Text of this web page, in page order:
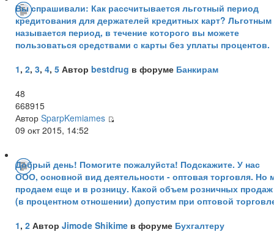
Вы спрашивали: Как рассчитывается льготный период
кредитования для держателей кредитных карт? Льготным
называется период, в течение которого вы можете
пользоваться средствами с карты без уплаты процентов.
1, 2, 3, 4, 5 Автор bestdrug в форуме Банкирам
48
668915
Автор SparpKemiames
09 окт 2015, 14:52
Добрый день! Помогите пожалуйста! Подскажите. У нас
ООО, основной вид деятельности - оптовая торговля. Но
продаем еще и в розницу. Какой объем розничных продаж
(в процентном отношении) допустим при оптовой
1, 2 Автор Jimode Shikime в форуме Бухгалтеру